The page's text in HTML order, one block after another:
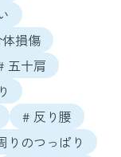
損傷
五十肩
# 反り腰
りのつっぱり